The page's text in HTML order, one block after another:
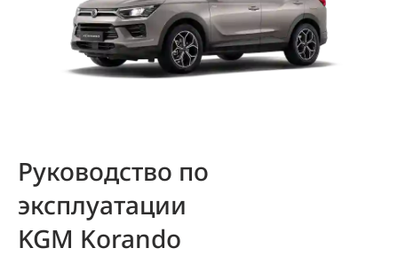
Руководство по
эксплуатации
KGM Korando